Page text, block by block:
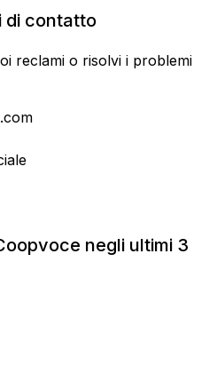
di contatto
reclami o risolvi i problemi
negli ultimi 3